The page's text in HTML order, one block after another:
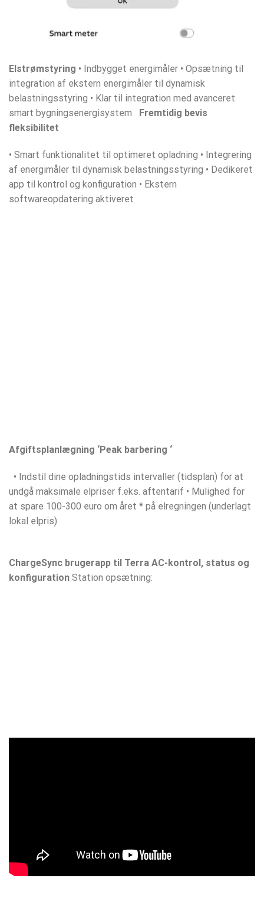
Elstrømstyring • Indbygget energimåler • Opsætning til
integration af ekstern energimåler til dynamisk
belastningsstyring • Klar til integration med avanceret
smart bygningsenergisystem
Fremtidig bevis
fleksibilitet
• Smart funktionalitet til optimeret opladning • Integrering
af energimåler til dynamisk belastningsstyring • Dedikeret
app til kontrol og konfiguration • Ekstern
softwareopdatering aktiveret
Afgiftsplanlægning ‘Peak barbering ‘
• Indstil dine opladningstids intervaller (tidsplan) for at
undgå maksimale elpriser f.eks. aftentarif • Mulighed for
at spare 100-300 euro om året * på elregningen (underlagt
lokal elpris)
ChargeSync brugerapp til Terra AC-kontrol, status og
konfiguration Station opsætning: